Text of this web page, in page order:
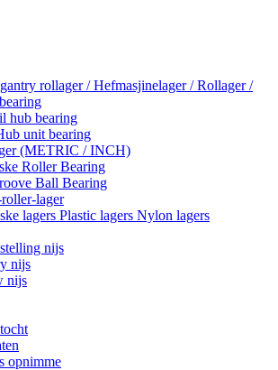
rollager / Hefmasjinelager / Rollager /
hub bearing
unit bearing
(METRIC / INCH)
Roller Bearing
Ball Bearing
lager
lagers Plastic lagers Nylon lagers
nijs
nijs
nijs
opnimme